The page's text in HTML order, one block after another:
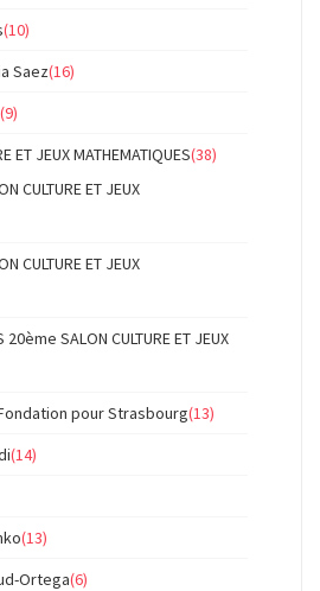
(10)
Saez(16)
(9)
ET JEUX MATHEMATIQUES(38)
CULTURE ET JEUX
CULTURE ET JEUX
20ème SALON CULTURE ET JEUX
pour Strasbourg(13)
(14)
(13)
Ortega(6)